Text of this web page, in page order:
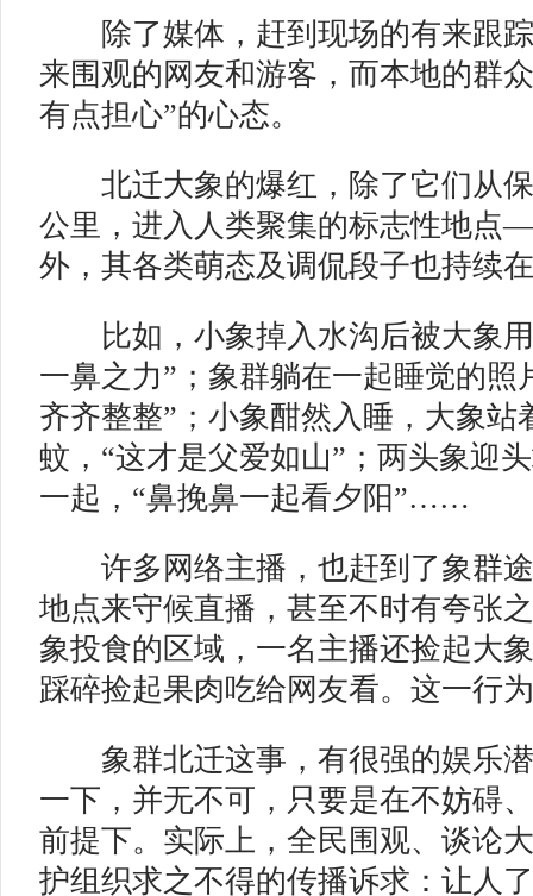
除了媒体，赶到现场的有来跟踪
来围观的网友和游客，而本地的群
有点担心”的心态。
北迁大象的爆红，除了它们从保
公里，进入人类聚集的标志性地
外，其各类萌态及调侃段子也持续
比如，小象掉入水沟后被大象用
一鼻之力”；象群躺在一起睡觉的照
齐齐整整”；小象酣然入睡，大象站
蚊，“这才是父爱如山”；两头象迎
一起，“鼻挽鼻一起看夕阳”……
许多网络主播，也赶到了象群途
地点来守候直播，甚至不时有夸张
象投食的区域，一名主播还捡起大
踩碎捡起果肉吃给网友看。这一行
象群北迁这事，有很强的娱乐潜
一下，并无不可，只要是在不妨碍
前提下。实际上，全民围观、谈论
护组织求之不得的传播诉求：让人